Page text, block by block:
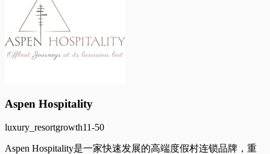
Aspen Hospitality
luxury_resortgrowth11-50
Aspen Hospitality是一家快速发展的高端度假村连锁品牌，重